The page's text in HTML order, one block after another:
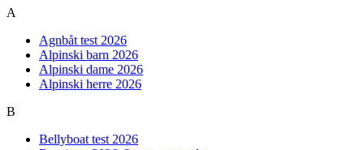
A
Agnbåt test 2026
Alpinski barn 2026
Alpinski dame 2026
Alpinski herre 2026
B
Bellyboat test 2026